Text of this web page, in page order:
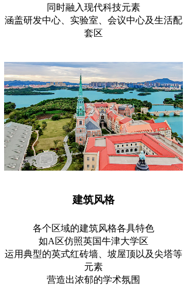
同时融入现代科技元素
涵盖研发中心、实验室、会议中心及生活配
套区
建筑风格
各个区域的建筑风格各具特色
如A区仿照英国牛津大学区
运用典型的英式红砖墙、坡屋顶以及尖塔等
元素
营造出浓郁的学术氛围